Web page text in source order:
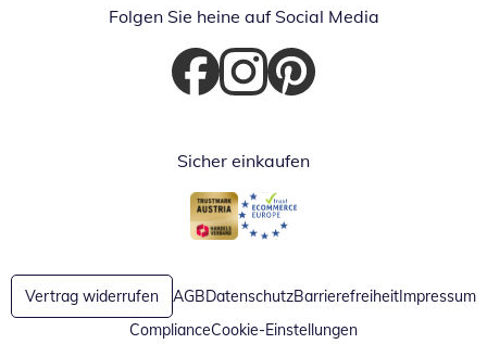
Folgen Sie heine auf Social Media
Öffnet in neuem Fenster
Öffnet in neuem Fenster
Öffnet in neuem Fenster
Sicher einkaufen
Öffnet in neuem Fenster
Öffnet in neuem Fenster
Vertrag widerrufen AGBDatenschutzBarrierefreiheitImpressum
ComplianceCookie-Einstellungen